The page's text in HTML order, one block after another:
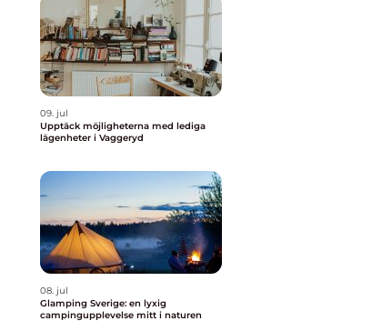
09. jul
Upptäck möjligheterna med lediga
lägenheter i Vaggeryd
08. jul
Glamping Sverige: en lyxig
campingupplevelse mitt i naturen